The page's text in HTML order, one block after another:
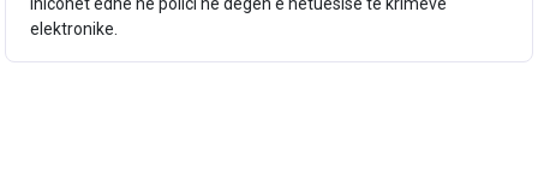
inicohet edhe në polici në degën e hetuesisë të krimeve
elektronike.